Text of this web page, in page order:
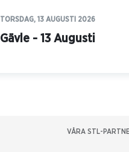
TORSDAG, 13 AUGUSTI 2026
Gävle - 13 Augusti
VÅRA STL-